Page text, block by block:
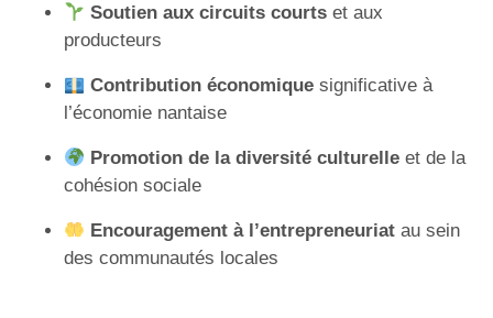
Soutien aux circuits courts et aux
producteurs
Contribution économique significative à
l’économie nantaise
Promotion de la diversité culturelle et de la
cohésion sociale
Encouragement à l’entrepreneuriat au sein
des communautés locales